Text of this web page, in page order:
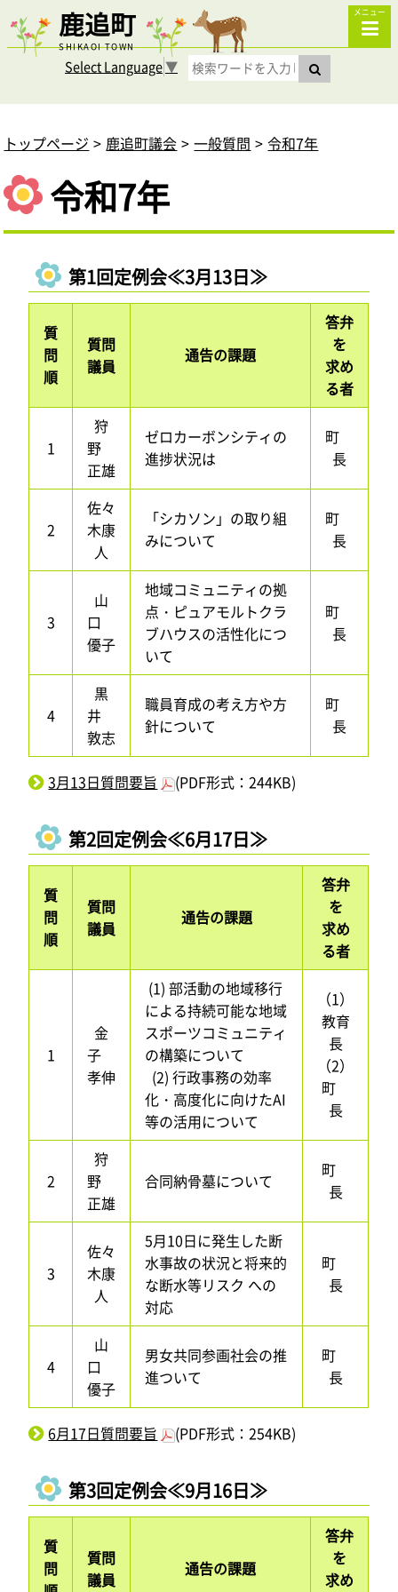
鹿追町
SHIKAOI TOWN
メニュー
Select Language▼
トップページ 鹿追町議会 一般質問 令和7年
令和7年
第1回定例会≪3月13日≫
質
問
順
質問
議員
通告の課題
答弁
を
求め
る者
1
狩
野
正雄
ゼロカーボンシティの
進捗状況は
町
長
2
佐々
木康
人
「シカソン」の取り組
みについて
町
長
3
山
口
優子
地域コミュニティの拠
点・ピュアモルトクラ
ブハウスの活性化につ
いて
町
長
4
黒
井
敦志
職員育成の考え方や方
針について
町
長
3月13日質問要旨 (PDF形式：244KB)
第2回定例会≪6月17日≫
質
問
順
質問
議員
通告の課題
答弁
を
求め
る者
1
金
子
孝伸
(1) 部活動の地域移行
による持続可能な地域
スポーツコミュニティ
の構築について
(2) 行政事務の効率
化・高度化に向けたAI
等の活用について
（1）
教育
長
（2）
町
長
2
狩
野
正雄
合同納骨墓について
町
長
3
佐々
木康
人
5月10日に発生した断
水事故の状況と将来的
な断水等リスク への
対応
町
長
4
山
口
優子
男女共同参画社会の推
進ついて
町
長
6月17日質問要旨 (PDF形式：254KB)
第3回定例会≪9月16日≫
質
問
質問
議員
通告の課題
答弁
を
求め